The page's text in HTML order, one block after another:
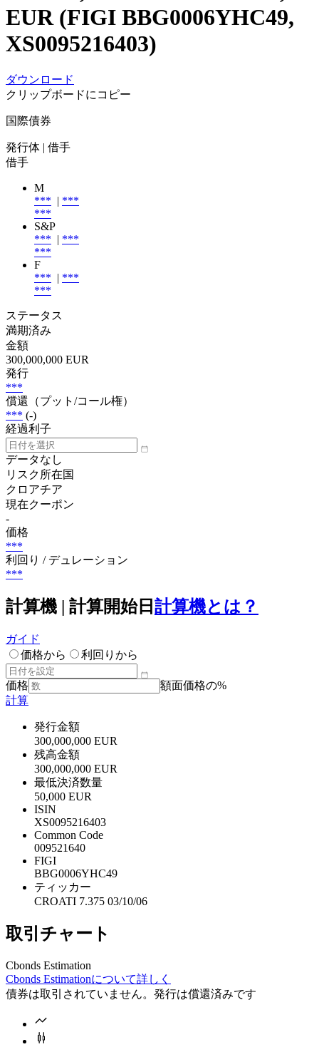
EUR (FIGI BBG0006YHC49,
XS0095216403)
ダウンロード
クリップボードにコピー
国際債券
発行体 | 借手
借手
M
*** | ***
***
S&P
*** | ***
***
F
*** | ***
***
ステータス
満期済み
金額
300,000,000 EUR
発行
***
償還（プット/コール権）
*** (-)
経過利子
データなし
リスク所在国
クロアチア
現在クーポン
-
価格
***
利回り / デュレーション
***
計算機 | 計算開始日 計算機とは？
ガイド
価格から
利回りから
価格
額面価格の%
計算
発行金額
300,000,000 EUR
残高金額
300,000,000 EUR
最低決済数量
50,000 EUR
ISIN
XS0095216403
Common Code
009521640
FIGI
BBG0006YHC49
ティッカー
CROATI 7.375 03/10/06
取引チャート
Cbonds Estimation
Cbonds Estimationについて詳しく
債券は取引されていません。発行は償還済みです